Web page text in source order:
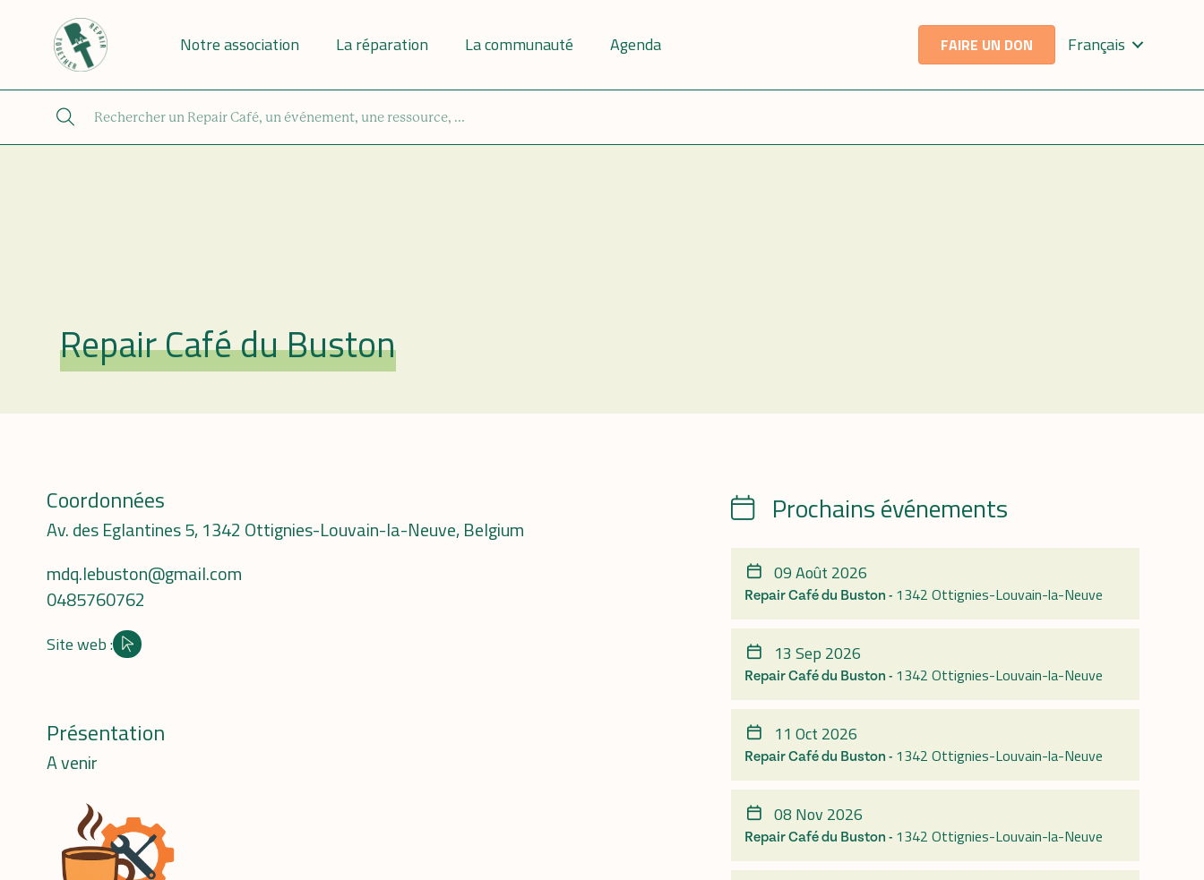
Notre association La réparation La communauté Agenda FAIRE UN DON Français
Repair Café
Repair Café du Buston
Coordonnées
Av. des Eglantines 5, 1342 Ottignies-Louvain-la-Neuve, Belgium
mdq.lebuston@gmail.com
0485760762
Site web :
Site internet
Présentation
A venir
CalendrierProchains événements
09 Août 2026
Repair Café du Buston - 1342 Ottignies-Louvain-la-Neuve
13 Sep 2026
Repair Café du Buston - 1342 Ottignies-Louvain-la-Neuve
11 Oct 2026
Repair Café du Buston - 1342 Ottignies-Louvain-la-Neuve
08 Nov 2026
Repair Café du Buston - 1342 Ottignies-Louvain-la-Neuve